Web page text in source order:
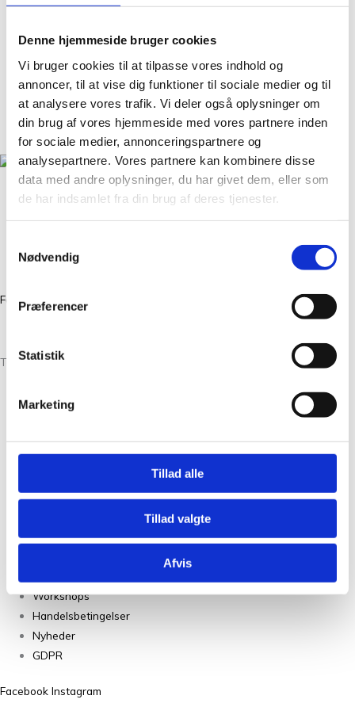
Denne hjemmeside bruger cookies
Vi bruger cookies til at tilpasse vores indhold og
annoncer, til at vise dig funktioner til sociale medier og til
at analysere vores trafik. Vi deler også oplysninger om
din brug af vores hjemmeside med vores partnere inden
for sociale medier, annonceringspartnere og
analysepartnere. Vores partnere kan kombinere disse
data med andre oplysninger, du har givet dem, eller som
de har indsamlet fra din brug af deres tjenester.
Nødvendig
Præferencer
Statistik
Marketing
Tillad alle
Tillad valgte
Afvis
Om Os
FAQ
Workshops
Handelsbetingelser
Nyheder
GDPR
Christian Winthers Vej 2
DK-1860 Frederiksberg
+45 31 38 24 04
CVR 39386046
Facebook
Tante Grøn CPH® All Rights Reserved
DK-1860 Frederiksberg
CVR 46618637
Om Os
Workshops
Handelsbetingelser
Nyheder
GDPR
Facebook Instagram